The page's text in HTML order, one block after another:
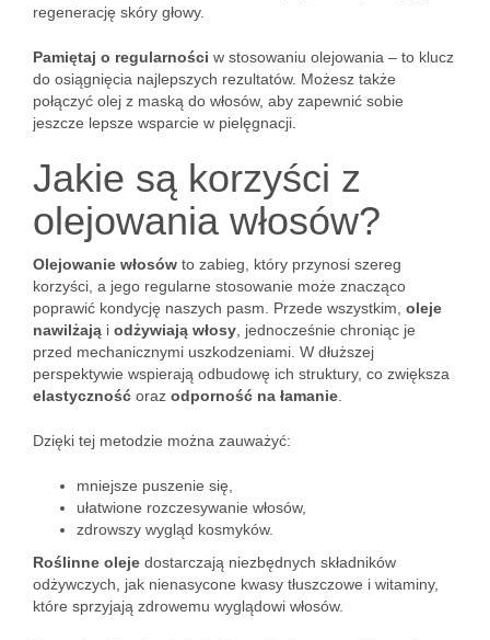
regenerację skóry głowy.
Pamiętaj o regularności w stosowaniu olejowania – to klucz
do osiągnięcia najlepszych rezultatów. Możesz także
połączyć olej z maską do włosów, aby zapewnić sobie
jeszcze lepsze wsparcie w pielęgnacji.
Jakie są korzyści z
olejowania włosów?
Olejowanie włosów to zabieg, który przynosi szereg
korzyści, a jego regularne stosowanie może znacząco
poprawić kondycję naszych pasm. Przede wszystkim, oleje
nawilżają i odżywiają włosy , jednocześnie chroniąc je
przed mechanicznymi uszkodzeniami. W dłuższej
perspektywie wspierają odbudowę ich struktury, co zwiększa
elastyczność oraz odporność na łamanie
Dzięki tej metodzie można zauważyć:
mniejsze puszenie się,
ułatwione rozczesywanie włosów,
zdrowszy wygląd kosmyków.
Roślinne oleje dostarczają niezbędnych składników
odżywczych, jak nienasycone kwasy tłuszczowe i witaminy,
które sprzyjają zdrowemu wyglądowi włosów.